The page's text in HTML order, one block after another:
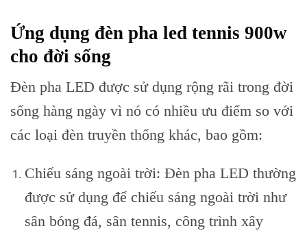
Ứng dụng đèn pha led tennis 900w
cho đời sống
Đèn pha LED được sử dụng rộng rãi trong đời
sống hàng ngày vì nó có nhiều ưu điểm so với
các loại đèn truyền thống khác, bao gồm:
Chiếu sáng ngoài trời: Đèn pha LED thường
được sử dụng để chiếu sáng ngoài trời như
sân bóng đá, sân tennis, công trình xây